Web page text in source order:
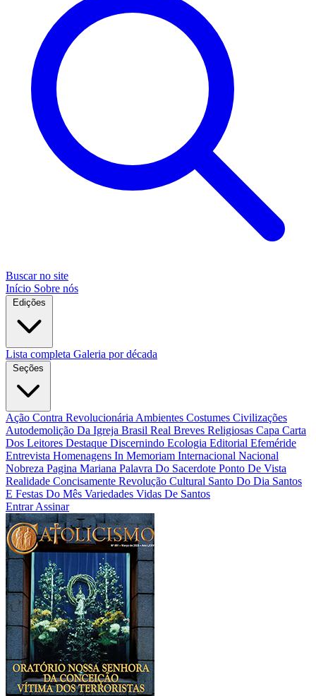
Buscar no site
Início Sobre nós
Edições
Lista completa Galeria por década
Seções
Ação Contra Revolucionária Ambientes Costumes Civilizações
Autodemolição Da Igreja Brasil Real Breves Religiosas Capa Carta
Dos Leitores Destaque Discernindo Ecologia Editorial Efeméride
Entrevista Homenagens In Memoriam Internacional Nacional
Nobreza Pagina Mariana Palavra Do Sacerdote Ponto De Vista
Realidade Concisamente Revolução Cultural Santo Do Dia Santos
E Festas Do Mês Variedades Vidas De Santos
EntrarAssinar